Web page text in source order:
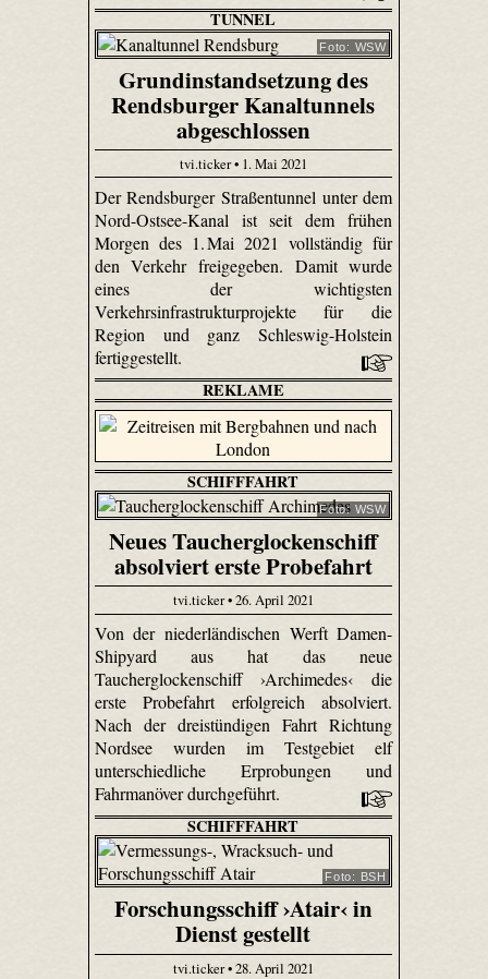
TUNNEL
Foto: WSW
Grundinstandsetzung des
Rendsburger Kanaltunnels
abgeschlossen
tvi.ticker • 1. Mai 2021
Der Rendsburger Straßentunnel unter dem
Nord-Ostsee-Kanal ist seit dem frühen
Morgen des 1. Mai 2021 vollständig für
den Verkehr freigegeben. Damit wurde
eines der wichtigsten
Verkehrsinfrastrukturprojekte für die
Region und ganz Schleswig-Holstein
fertiggestellt.
REKLAME
SCHIFFFAHRT
Foto: WSW
Neues Taucherglockenschiff
absolviert erste Probefahrt
tvi.ticker • 26. April 2021
Von der niederländischen Werft Damen-
Shipyard aus hat das neue
Taucherglockenschiff ›Archimedes‹ die
erste Probefahrt erfolgreich absolviert.
Nach der dreistündigen Fahrt Richtung
Nordsee wurden im Testgebiet elf
unterschiedliche Erprobungen und
Fahrmanöver durchgeführt.
SCHIFFFAHRT
Foto: BSH
Forschungsschiff ›Atair‹ in
Dienst gestellt
tvi.ticker • 28. April 2021